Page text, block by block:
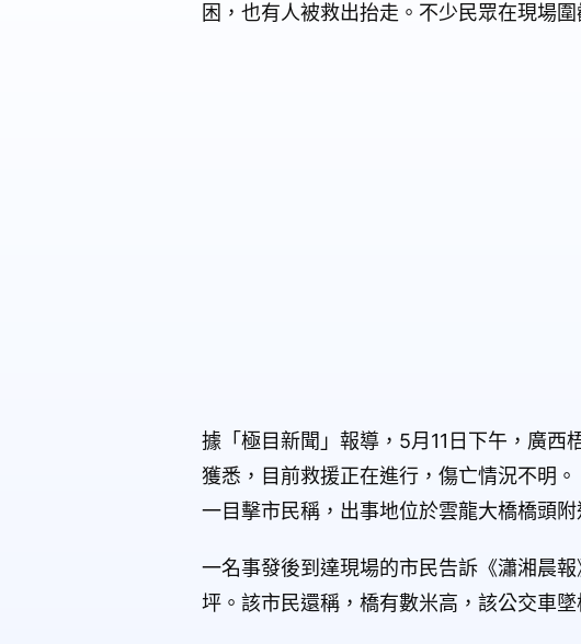
困，也有人被救出抬走。不少民眾在現場圍
據「極目新聞」報導，5月11日下午，廣西
獲悉，目前救援正在進行，傷亡情況不明。
一目擊市民稱，出事地位於雲龍大橋橋頭
一名事發後到達現場的市民告訴《瀟湘晨
坪。該市民還稱，橋有數米高，該公交車墜